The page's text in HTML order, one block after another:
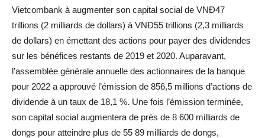
Vietcombank à augmenter son capital social de VNĐ47
trillions (2 milliards de dollars) à VNĐ55 trillions (2,3 milliards
de dollars) en émettant des actions pour payer des dividendes
sur les bénéfices restants de 2019 et 2020. Auparavant,
l’assemblée générale annuelle des actionnaires de la banque
pour 2022 a approuvé l’émission de 856,5 millions d’actions de
dividende à un taux de 18,1 %. Une fois l’émission terminée,
son capital social augmentera de près de 8 600 milliards de
dongs pour atteindre plus de 55 89 milliards de dongs,